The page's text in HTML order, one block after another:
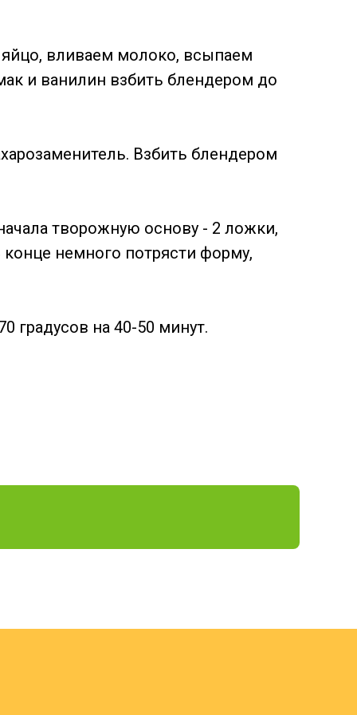
вливаем молоко, всыпаем
и ванилин взбить блендером до
Взбить блендером
творожную основу - 2 ложки,
немного потрясти форму,
градусов на 40-50 минут.